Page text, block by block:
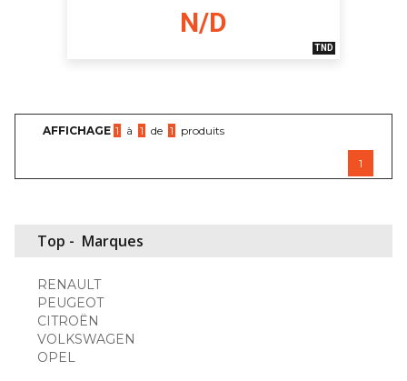
N/D
TND
AFFICHAGE 1 à 1 de 1 produits
1
Top - Marques
RENAULT
PEUGEOT
CITROËN
VOLKSWAGEN
OPEL